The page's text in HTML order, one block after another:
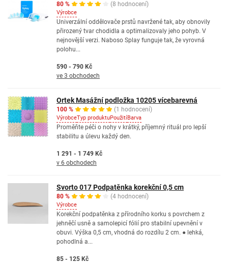
80 % (8 hodnocení)
Výrobce
Univerzální oddělovače prstů navržené tak, aby obnovily
přirozený tvar chodidla a optimalizovaly jeho pohyb. V
nejnovější verzi. Naboso Splay funguje tak, že vyrovná
polohu...
590 - 790 Kč
ve 3 obchodech
Ortek Masážní podložka 10205 vícebarevná
100 % (1 hodnocení)
VýrobceTyp produktuPoužitíBarva
Proměňte péči o nohy v krátký, příjemný rituál pro lepší
stabilitu a úlevu každý den.
1 291 - 1 749 Kč
v 6 obchodech
Svorto 017 Podpatěnka korekční 0,5 cm
80 % (4 hodnocení)
Výrobce
Korekční podpatěnka z přírodního korku s povrchem z
jehněčí usně a samolepicí fólií pro stabilní upevnění v
obuvi. Výška 0,5 cm, vhodná do rozdílu 2 cm. ● lehká,
pohodlná a...
85 - 125 Kč